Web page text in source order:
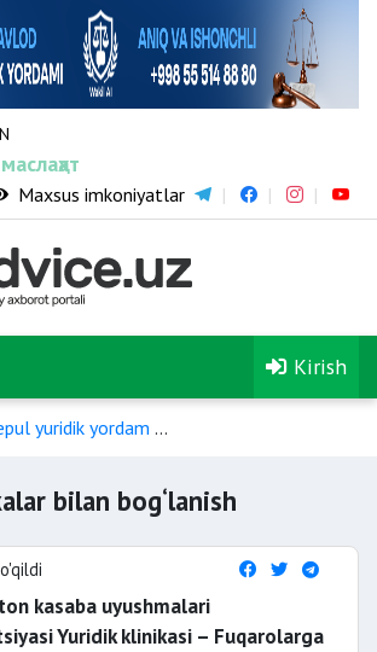
Maxsus imkoniyatlar
Kirish
yuridik yordam
bilan bog‘lanish
kasaba uyushmalari
Yuridik klinikasi – Fuqarolarga